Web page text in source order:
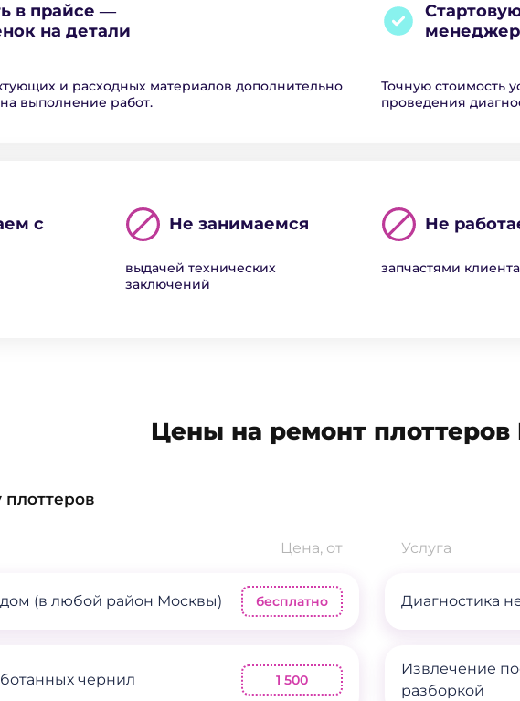
в прайсе ―
на детали
и расходных материалов дополнительно
выполнение работ.
менеджер
Точную стоимость
проведения
с Не занимаемся
выдачей технических
заключений
Не
запчастями клиента
Цены на ремонт плоттеров
плоттеров
Цена, от Услуга
(в любой район Москвы) бесплатно Диагностика
чернил 1 500
Извлечение
разборкой